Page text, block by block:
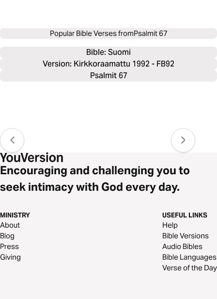
Popular Bible Verses fromPsalmit 67
Bible: Suomi
Version: Kirkkoraamattu 1992 - FB92
Psalmit 67
Encouraging and challenging you to
seek intimacy with God every day.
MINISTRY
About
Blog
Press
Giving
USEFUL LINKS
Help
Bible Versions
Audio Bibles
Bible Languages
Verse of the Day